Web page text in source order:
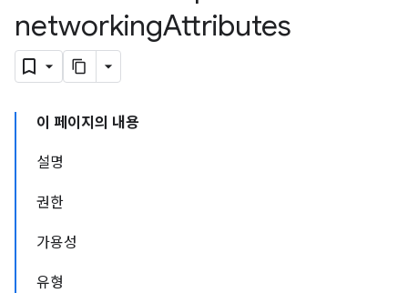
networkingAttributes
이 페이지의 내용
설명
권한
가용성
유형